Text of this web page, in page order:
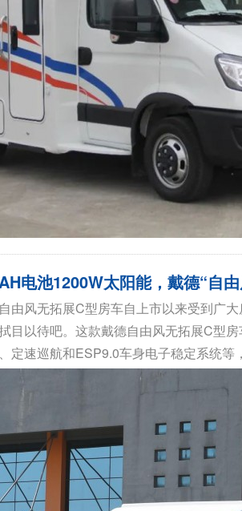
电池1200W太阳能，戴德“自
由风无拓展C型房车自上市以来受到广
目以待吧。这款戴德自由风无拓展C型
定速巡航和ESP9.0车身电子稳定系统等
骏驰大通V80